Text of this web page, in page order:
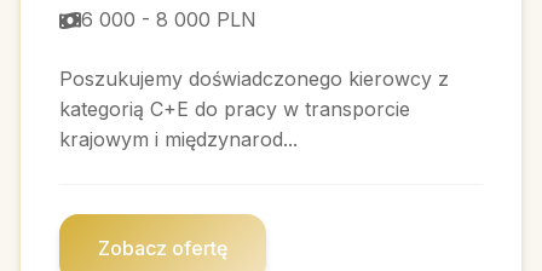
6 000 - 8 000 PLN
Poszukujemy doświadczonego kierowcy z
kategorią C+E do pracy w transporcie
krajowym i międzynarod...
Zobacz ofertę